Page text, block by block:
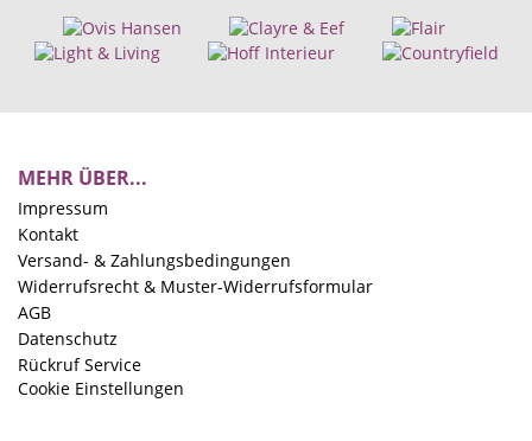
MEHR ÜBER...
Impressum
Kontakt
Versand- & Zahlungsbedingungen
Widerrufsrecht & Muster-Widerrufsformular
AGB
Datenschutz
Rückruf Service
Cookie Einstellungen